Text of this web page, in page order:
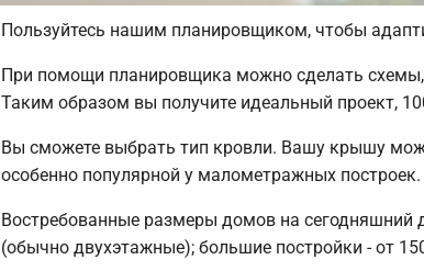
Пользуйтесь нашим планировщиком, чтобы
При помощи планировщика можно сделать
Таким образом вы получите идеальный проект,
Вы сможете выбрать тип кровли. Вашу крышу
особенно популярной у малометражных построек.
Востребованные размеры домов на сегодняшний
(обычно двухэтажные); большие постройки - от